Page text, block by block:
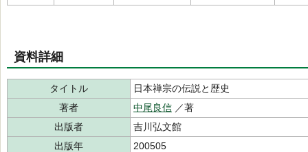
資料詳細
タイトル
日本禅宗の伝説と歴史
著者
中尾良信 ／著
出版者
吉川弘文館
出版年
200505